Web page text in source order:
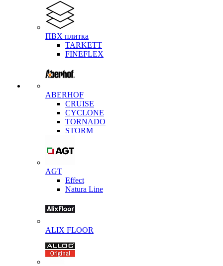
ПВХ плитка
TARKETT
FINEFLEX
ABERHOF
CRUISE
CYCLONE
TORNADO
STORM
AGT
Effect
Natura Line
ALIX FLOOR